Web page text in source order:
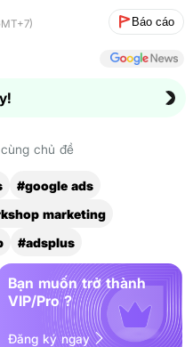
Báo cáo
chủ đề
#google ads
marketing
#adsplus
Bạn muốn trở thành
VIP/Pro ?
Đăng ký ngay